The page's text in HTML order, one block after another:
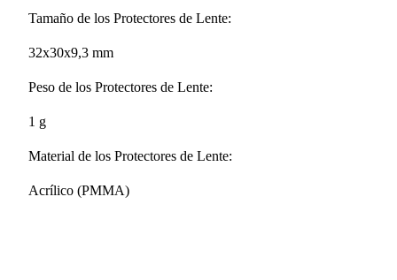
Tamaño de los Protectores de Lente:
32x30x9,3 mm
Peso de los Protectores de Lente:
1 g
Material de los Protectores de Lente:
Acrílico (PMMA)